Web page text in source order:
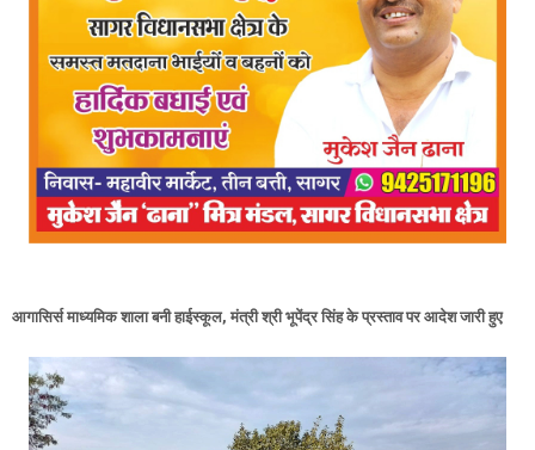
आगासिर्स माध्यमिक शाला बनी हाईस्कूल, मंत्री श्री भूपेंद्र सिंह के प्रस्ताव पर आदेश जारी हुए